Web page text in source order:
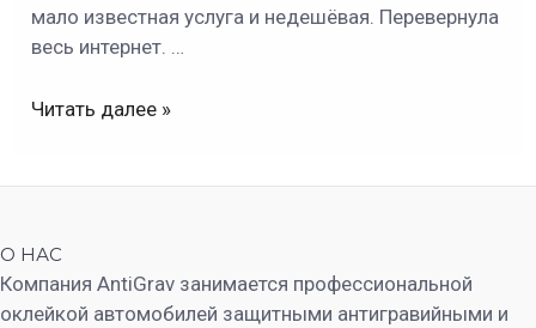
мало известная услуга и недешёвая. Перевернула
весь интернет. …
Читать далее »
О НАС
Компания AntiGrav занимается профессиональной
оклейкой автомобилей защитными антигравийными и